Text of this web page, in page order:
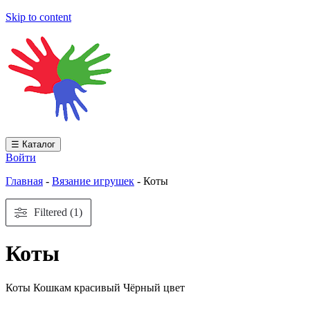
Skip to content
☰ Каталог
Войти
Главная - Вязание игрушек - Коты
Filtered (1)
Коты
Коты Кошкам красивый Чёрный цвет